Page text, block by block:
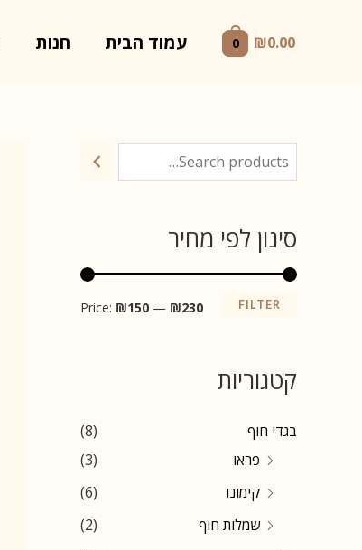
₪0.00
0 עמוד הבית חנות
סינון לפי מחיר
ii
FILTER
Price: ₪150 — ₪230
קטגוריות
בגדי חוף
(8)
פראו
(3)
קימונו
(6)
שמלות חוף
(2)